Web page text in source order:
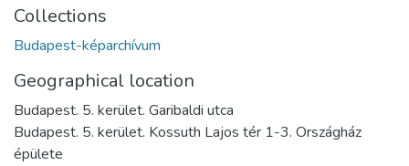
Collections
Budapest-képarchívum
Geographical location
Budapest. 5. kerület. Garibaldi utca
Budapest. 5. kerület. Kossuth Lajos tér 1-3. Országház
épülete